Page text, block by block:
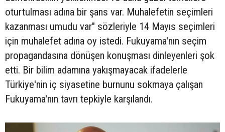
oturtulması adına bir şans var. Muhalefetin seçimleri
kazanması umudu var" sözleriyle 14 Mayıs seçimleri
için muhalefet adına oy istedi. Fukuyama'nın seçim
propagandasına dönüşen konuşması dinleyenleri şok
etti. Bir bilim adamına yakışmayacak ifadelerle
Türkiye'nin iç siyasetine burnunu sokmaya çalışan
Fukuyama'nın tavrı tepkiyle karşılandı.